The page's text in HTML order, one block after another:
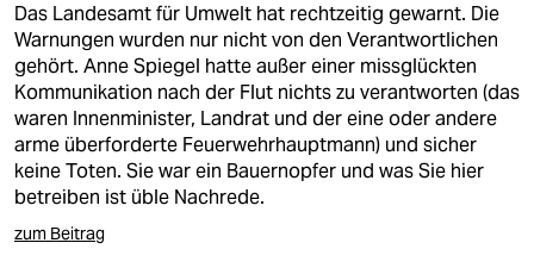
Das Landesamt für Umwelt hat rechtzeitig gewarnt. Die
Warnungen wurden nur nicht von den Verantwortlichen
gehört. Anne Spiegel hatte außer einer missglückten
Kommunikation nach der Flut nichts zu verantworten (das
waren Innenminister, Landrat und der eine oder andere
arme überforderte Feuerwehrhauptmann) und sicher
keine Toten. Sie war ein Bauernopfer und was Sie hier
betreiben ist üble Nachrede.
zum Beitrag